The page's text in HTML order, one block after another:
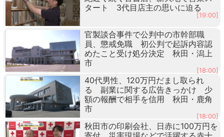
タート 3代目店主の思いに迫る
[19:00]
官製談合事件で公判中の市幹部職
員、懲戒免職 初公判で起訴内容認
めたこと受け処分決定 秋田・潟上
市
[18:00]
40代男性、120万円だまし取られ
る 副業に関する広告きっかけ 少
額の報酬で相手を信用 秋田・鹿角
市
[18:00]
秋田市の印刷会社、日赤に100万円を